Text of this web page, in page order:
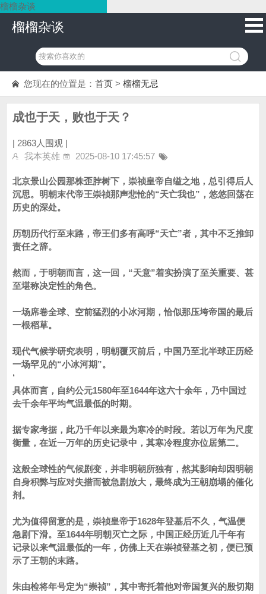
榴榴杂谈
榴榴杂谈
您现在的位置是： 首页 > 榴榴无忌
成也于天，败也于天？
| 2863人围观 |
我本英雄
2025-08-10 17:45:57
北京景山公园那株歪脖树下，崇祯皇帝自缢之地，总引得后人
沉思。明朝末代帝王崇祯那声悲怆的“天亡我也”，悠悠回荡在
历史的深处。
历朝历代行至末路，帝王们多有高呼“天亡”者，其中不乏推卸
责任之辞。
然而，于明朝而言，这一回，“天意”着实扮演了至关重要、甚
至堪称决定性的角色。
一场席卷全球、空前猛烈的小冰河期，恰似那压垮帝国的最后
一根稻草。
现代气候学研究表明，明朝覆灭前后，中国乃至北半球正历经
一场罕见的“小冰河期”。
‘
具体而言，自约公元1580年至1644年这六十余年，乃中国过
去千余年平均气温最低的时期。
据专家考据，此乃千年以来最为寒冷的时段。若以万年为尺度
衡量，在近一万年的历史记录中，其寒冷程度亦位居第二。
这般全球性的气候剧变，并非明朝所独有，然其影响却因明朝
自身积弊与应对失措而被急剧放大，最终成为王朝崩塌的催化
剂。
尤为值得留意的是，崇祯皇帝于1628年登基后不久，气温便
急剧下滑。至1644年明朝灭亡之际，中国正经历近几千年有
记录以来气温最低的一年，仿佛上天在崇祯登基之初，便已预
示了王朝的末路。
朱由检将年号定为“崇祯”，其中寄托着他对帝国复兴的殷切期